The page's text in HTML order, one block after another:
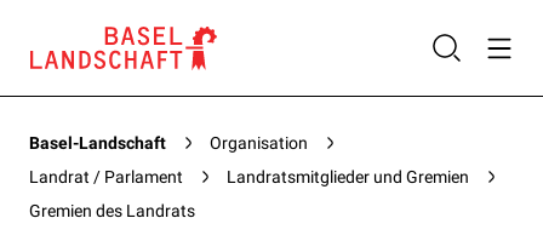
Basel-Landschaft
Organisation
Landrat / Parlament
Landratsmitglieder und Gremien
Gremien des Landrats